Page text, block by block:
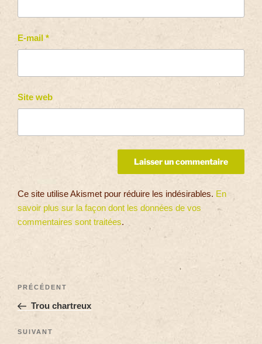
E-mail *
Site web
Ce site utilise Akismet pour réduire les indésirables. En
savoir plus sur la façon dont les données de vos
commentaires sont traitées.
PRÉCÉDENT
Trou chartreux
SUIVANT